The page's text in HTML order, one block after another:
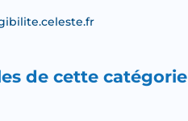
de cette catégorie